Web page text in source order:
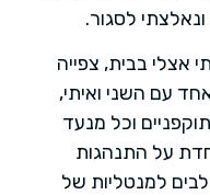
לסגור.
אצלי בבית, צפייה
עם השני ואיתי,
וכל מנעד
על התנהגות
למנטליות של